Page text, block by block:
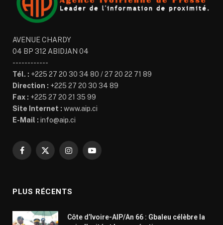
AVENUE CHARDY
04 BP 312 ABIDJAN 04
------------
Tél. : +225 27 20 30 34 80 / 27 20 22 71 89
Direction : +225 27 20 30 34 89
Fax : +225 27 20 21 35 99
Site Internet : www.aip.ci
E-Mail : info@aip.ci
Facebook
X
InstagramYouTube
PLUS RÉCENTS
Côte d’Ivoire-AIP/An 66 : Gbaleu célèbre la